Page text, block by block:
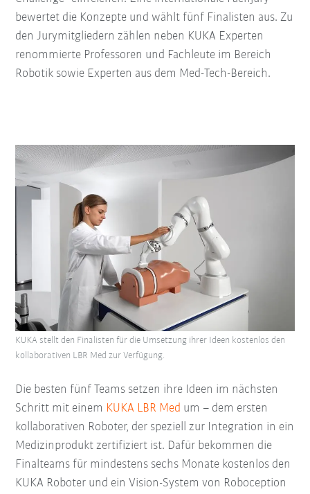
bewertet die Konzepte und wählt fünf Finalisten aus. Zu
den Jurymitgliedern zählen neben KUKA Experten
renommierte Professoren und Fachleute im Bereich
Robotik sowie Experten aus dem Med-Tech-Bereich.
Die besten fünf Teams setzen ihre Ideen im nächsten
Schritt mit einem KUKA LBR Med um – dem ersten
kollaborativen Roboter, der speziell zur Integration in ein
Medizinprodukt zertifiziert ist. Dafür bekommen die
Finalteams für mindestens sechs Monate kostenlos den
KUKA Roboter und ein Vision-System von Roboception
KUKA stellt den Finalisten für die Umsetzung ihrer Ideen kostenlos den
kollaborativen LBR Med zur Verfügung.